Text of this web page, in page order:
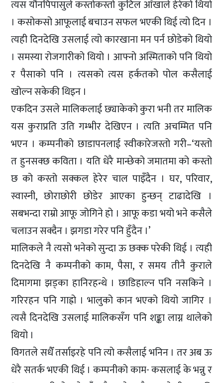
त्यस यौनपिपासुले कस्तोकस्तो कुटिल आँखाले हेरेको थियो
। कसोकसो आफूलाई बचाउन सफल भएकी थिई त्यो दिन ।
त्यही दिनदेखि उसलाई त्यो कारखाना मन पर्न छोडेको थियो
। समस्या रोजगारीको थियो । आफ्नो अस्मिताको पनि थियो
र पैसाको पनि । त्यसको त्यस हर्कतको पोल कसैलाई
खोल्न सकेकी थिइन ।
एकदिन उसले मालिकलाई छ्याकेको कुरा भनी तर मालिक
यस कुराप्रति उति गम्भीर देखिएन । त्यति अचम्मित पनि
भएन । कम्पनीको छाडापनलाई स्वीकारेजस्तो गरी–‘यस्तो
त हुनसक्छ कविता । यति धेरै मान्छेको जमातमा को कस्तो
छ को कस्तो सक्कल हेरेर चाल पाइँदैन । घर, परिवार,
स्वास्नी, छोराछोरी छोडेर आएका हुन्छन् टाढादेखि ।
सबभन्दा राम्रो आफू जोगिने हो । आफू कडा भयो भने कसैले
चलाउन सक्दैन । झगडा गरेर पनि हुँदैन ।’
मालिकले नै त्यसो भनेको सुन्दा ऊ छक्क परेकी थिई । त्यही
दिनदेखि नै कम्पनीको काम, पैसा, र समय तीनै कुराले
दिमागमा झड्का हानिरहन्थे । छाडिहाल्न पनि नसकिने ।
गरिरहन पनि गाह्रो । भालुको कान भएको थियो जागिर ।
त्यसै दिनदेखि उसलाई मालिकसँग पनि शङ्का लाग्न थालेको
थियो ।
विगतले सधैँ तर्साइरहे पनि त्यो कसैलाई भनिन । तर अब ऊ
धेरै सतर्क भएकी थिई । कम्पनीको काम- कसलाई के भन्नु र